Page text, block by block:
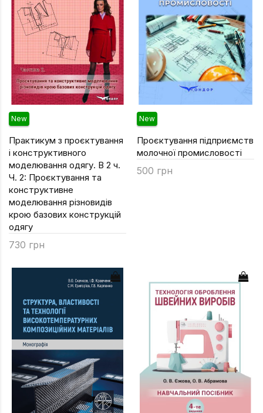
New
Практикум з проєктування
і конструктивного
моделювання одягу. В 2 ч.
Ч. 2: Проєктування та
конструктивне
моделювання різновидів
крою базових конструкцій
одягу
730 грн
New
Проєктування підприємств
молочної промисловості
500 грн